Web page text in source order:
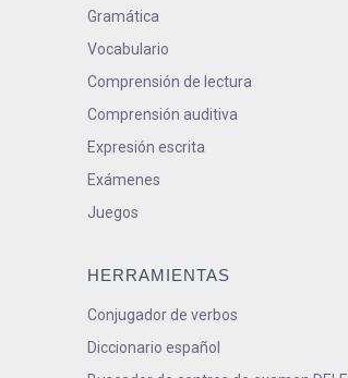
Gramática
Vocabulario
Comprensión de lectura
Comprensión auditiva
Expresión escrita
Exámenes
Juegos
HERRAMIENTAS
Conjugador de verbos
Diccionario español